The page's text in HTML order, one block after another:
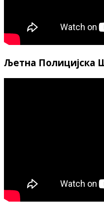
Љетна Полицијска